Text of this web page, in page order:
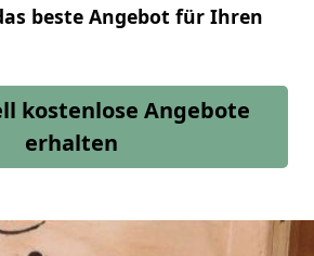
beste Angebot für Ihren
kostenlose Angebote
erhalten